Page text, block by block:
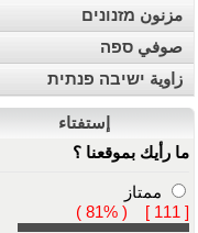
مزنون מזנונים
صوفي ספה
زاوية ישיבה פנתית
إستفتاء
ما رأيك بموقعنا ؟
ممتاز
[ 111 ] ( 81% )